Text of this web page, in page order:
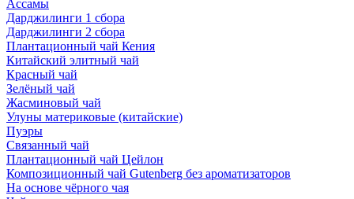
Ассамы
Дарджилинги 1 сбора
Дарджилинги 2 сбора
Плантационный чай Кения
Китайский элитный чай
Красный чай
Зелёный чай
Жасминовый чай
Улуны материковые (китайские)
Пуэры
Связанный чай
Плантационный чай Цейлон
Композиционный чай Gutenberg без ароматизаторов
На основе чёрного чая